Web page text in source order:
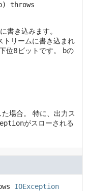
throws
書き込みます。
トリームに書き込まれ
位8ビットです。 bの
場合。
特に、出力ス
がスローされる
IOException